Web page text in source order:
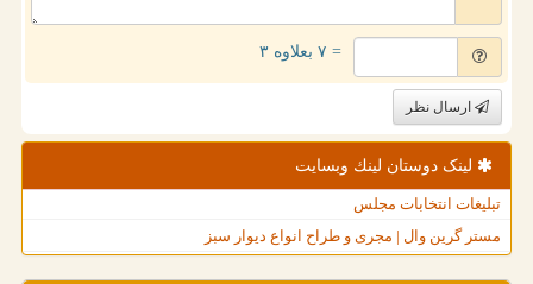
= ۷ بعلاوه ۳
ارسال نظر
لینک دوستان لینك وبسایت
تبلیغات انتخابات مجلس
مستر گرین وال | مجری و طراح انواع دیوار سبز